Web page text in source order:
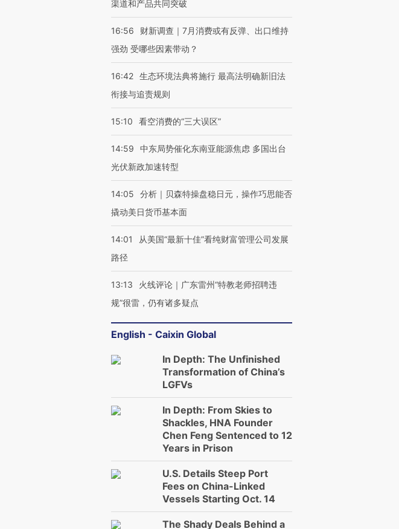
渠道和产品共同突破
16:56
财新调查｜7月消费或有反弹、出口维持
强劲 受哪些因素带动？
16:42 生态环境法典将施行 最高法明确新旧法
衔接与追责规则
15:10 看空消费的“三大误区”
14:59
中东局势催化东南亚能源焦虑 多国出台
光伏新政加速转型
14:05
分析｜贝森特操盘稳日元，操作巧思能否
撬动美日货币基本面
14:01
从美国“最新十佳”看纯财富管理公司发展
路径
13:13
火线评论｜广东雷州“特教老师招聘违
规”很雷，仍有诸多疑点
English - Caixin Global
In Depth: The Unfinished
Transformation of China’s
LGFVs
In Depth: From Skies to
Shackles, HNA Founder
Chen Feng Sentenced to 12
Years in Prison
U.S. Details Steep Port
Fees on China-Linked
Vessels Starting Oct. 14
The Shady Deals Behind a